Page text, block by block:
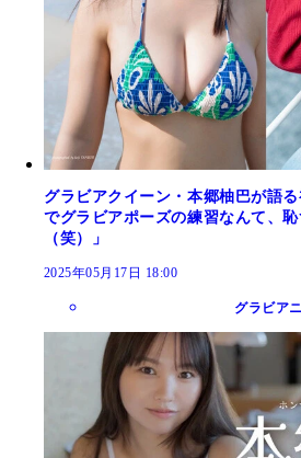
グラビアクイーン・本郷柚巴が語
でグラビアポーズの練習なんて、
（笑）」
2025年05月17日 18:00
グラビア